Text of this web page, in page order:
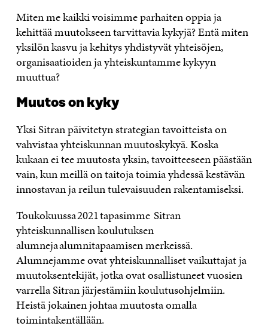
Miten me kaikki voisimme parhaiten oppia ja
kehittää muutokseen tarvittavia kykyjä? Entä miten
yksilön kasvu ja kehitys yhdistyvät yhteisöjen,
organisaatioiden ja yhteiskuntamme kykyyn
muuttua?
Muutos on kyky
Yksi Sitran päivitetyn strategian tavoitteista on
vahvistaa yhteiskunnan muutoskykyä. Koska
kukaan ei tee muutosta yksin, tavoitteeseen päästään
vain, kun meillä on taitoja toimia yhdessä kestävän
innostavan ja reilun tulevaisuuden rakentamiseksi.
Toukokuussa 2021 tapasimme Sitran
yhteiskunnallisen koulutuksen
alumneja alumnitapaamisen merkeissä.
Alumnejamme ovat yhteiskunnalliset vaikuttajat ja
muutoksentekijät, jotka ovat osallistuneet vuosien
varrella Sitran järjestämiin koulutusohjelmiin.
Heistä jokainen johtaa muutosta omalla
toimintakentällään.